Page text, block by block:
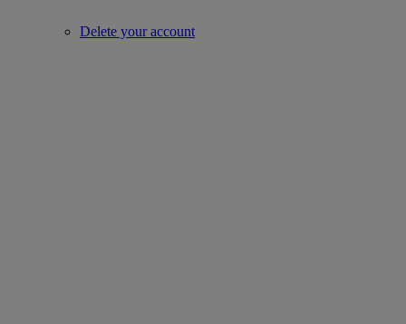
Delete your account